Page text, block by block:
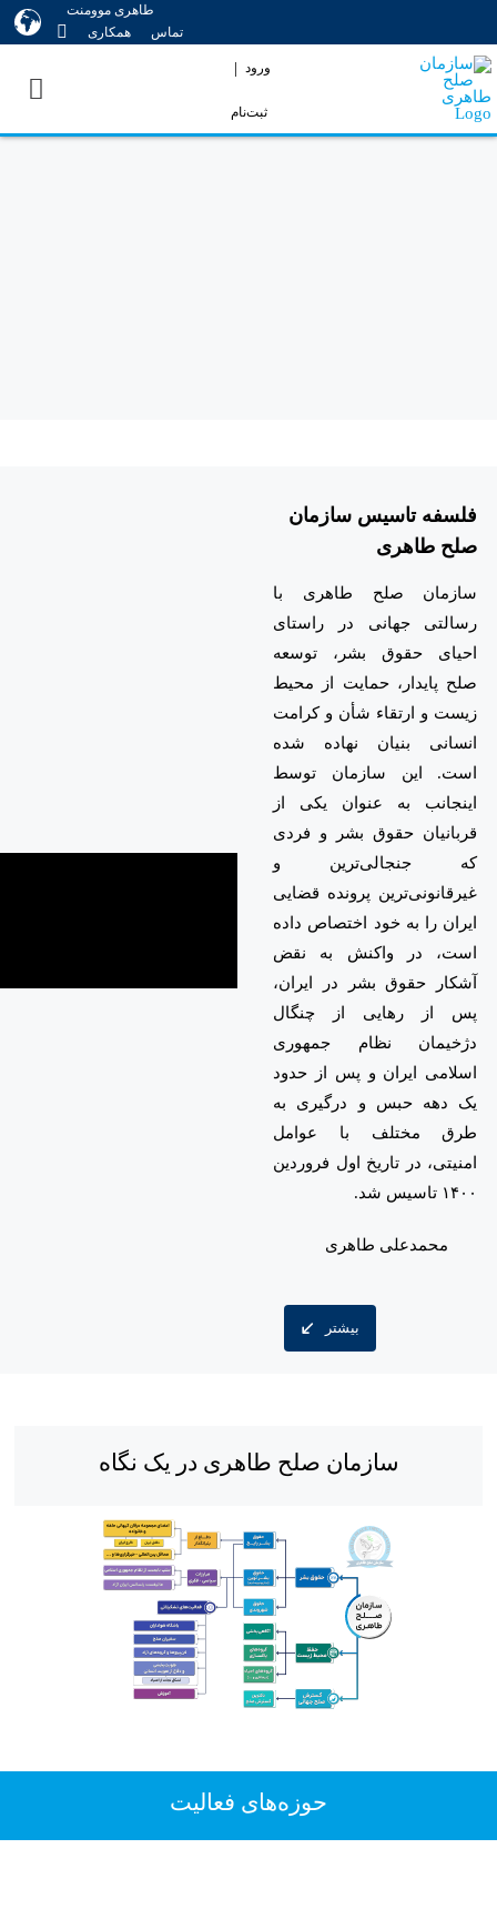
to
content
طاهری موومنت
تماس
همکاری
ورود |
ثبت‌نام
فلسفه تاسیس سازمان
صلح طاهری
سازمان صلح طاهری با
رسالتی جهانی در راستای
احیای حقوق بشر، توسعه
صلح پایدار، حمایت از محیط
زیست و ارتقاء شأن و کرامت
انسانی بنیان نهاده شده
است. این سازمان توسط
اینجانب به عنوان یکی از
قربانیان حقوق بشر و فردی
که جنجالی‌ترین و
غیرقانونی‌ترین پرونده قضایی
ایران را به خود اختصاص داده
است، در واکنش به نقض
آشکار حقوق بشر در ایران،
پس از رهایی از چنگال
دژخیمان نظام جمهوری
اسلامی ایران و پس از حدود
یک دهه حبس و درگیری به
طرق مختلف با عوامل
امنیتی، در تاریخ اول فروردین
۱۴۰۰ تاسیس شد.
محمدعلی طاهری
بیشتر
سازمان صلح طاهری در یک نگاه
حوزه‌های فعالیت